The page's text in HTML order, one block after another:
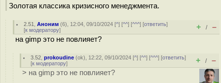
Золотая классика кризисного менеджмента.
2.51 ,Аноним (6), 12:04, 09/10/2024 [^] [^^] [^^^] [ответить]
[к модератору] + / –
на gimp это не повлияет?
3.52 ,prokoudine (ok), 12:22, 09/10/2024 [^] [^^] [^^^] [ответить]
[к модератору] + / –
> на gimp это не повлияет?